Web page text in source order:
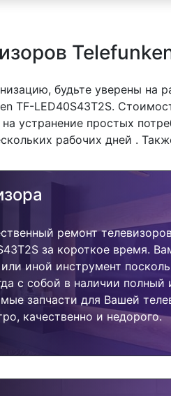
будьте уверены
TF-LED40S43T2S.
на устранение простых
рабочих дней .
ремонт
за короткое время.
иной инструмент
с собой в наличии полный
запчасти для Вашей
качественно и недорого.